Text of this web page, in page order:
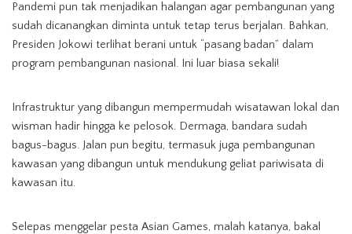
Pandemi pun tak menjadikan halangan agar pembangunan yang
sudah dicanangkan diminta untuk tetap terus berjalan. Bahkan,
Presiden Jokowi terlihat berani untuk “pasang badan” dalam
program pembangunan nasional. Ini luar biasa sekali!
Infrastruktur yang dibangun mempermudah wisatawan lokal dan
wisman hadir hingga ke pelosok. Dermaga, bandara sudah
bagus-bagus. Jalan pun begitu, termasuk juga pembangunan
kawasan yang dibangun untuk mendukung geliat pariwisata di
kawasan itu.
Selepas menggelar pesta Asian Games, malah katanya, bakal